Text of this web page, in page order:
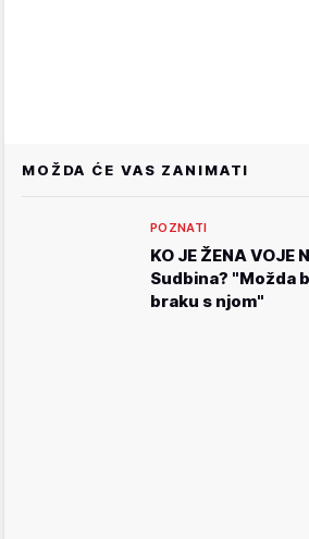
MOŽDA ĆE VAS ZANIMATI
POZNATI
KO JE ŽENA VOJE
Sudbina? "Možda
braku s njom"